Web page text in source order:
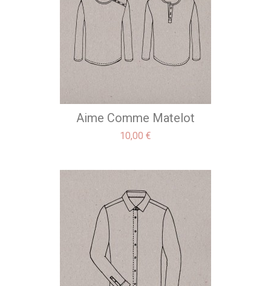
Aime Comme Matelot
Precio
10,00 €